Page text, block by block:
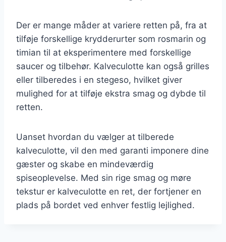
Der er mange måder at variere retten på, fra at
tilføje forskellige krydderurter som rosmarin og
timian til at eksperimentere med forskellige
saucer og tilbehør. Kalveculotte kan også grilles
eller tilberedes i en stegeso, hvilket giver
mulighed for at tilføje ekstra smag og dybde til
retten.
Uanset hvordan du vælger at tilberede
kalveculotte, vil den med garanti imponere dine
gæster og skabe en mindeværdig
spiseoplevelse. Med sin rige smag og møre
tekstur er kalveculotte en ret, der fortjener en
plads på bordet ved enhver festlig lejlighed.